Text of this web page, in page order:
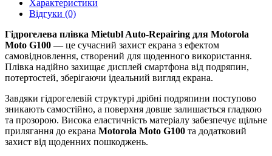
Характеристики
Відгуки (0)
Гідрогелева плівка Mietubl Auto-Repairing для Motorola
Moto G100 — це сучасний захист екрана з ефектом
самовідновлення, створений для щоденного використання.
Плівка надійно захищає дисплей смартфона від подряпин,
потертостей, зберігаючи ідеальний вигляд екрана.
Завдяки гідрогелевій структурі дрібні подряпини поступово
зникають самостійно, а поверхня довше залишається гладкою
та прозорою. Висока еластичність матеріалу забезпечує щільне
прилягання до екрана Motorola Moto G100 та додатковий
захист від щоденних пошкоджень.